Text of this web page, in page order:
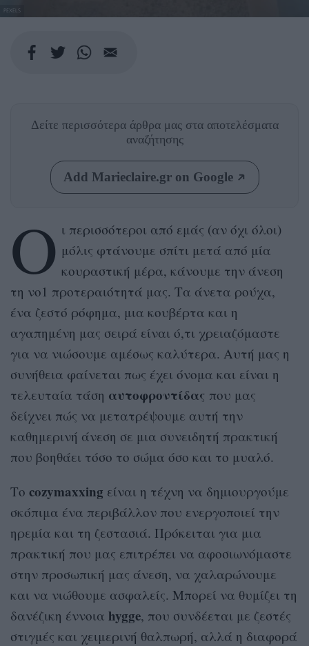
PEXELS
Δείτε περισσότερα άρθρα μας στα αποτελέσματα
αναζήτησης
Add Marieclaire.gr on Google
Ο ι περισσότεροι από εμάς (αν όχι όλοι)
μόλις φτάνουμε σπίτι μετά από μία
κουραστική μέρα, κάνουμε την άνεση
τη νο1 προτεραιότητά μας. Τα άνετα ρούχα,
ένα ζεστό ρόφημα, μια κουβέρτα και η
αγαπημένη μας σειρά είναι ό,τι χρειαζόμαστε
για να νιώσουμε αμέσως καλύτερα. Αυτή μας η
συνήθεια φαίνεται πως έχει όνομα και είναι η
τελευταία τάση αυτοφροντίδας που μας
δείχνει πώς να μετατρέψουμε αυτή την
καθημερινή άνεση σε μια συνειδητή πρακτική
που βοηθάει τόσο το σώμα όσο και το μυαλό.
Το cozymaxxing είναι η τέχνη να δημιουργούμε
σκόπιμα ένα περιβάλλον που ενεργοποιεί την
ηρεμία και τη ζεστασιά. Πρόκειται για μια
πρακτική που μας επιτρέπει να αφοσιωνόμαστε
στην προσωπική μας άνεση, να χαλαρώνουμε
και να νιώθουμε ασφαλείς. Μπορεί να θυμίζει τη
δανέζικη έννοια hygge, που συνδέεται με ζεστές
στιγμές και χειμερινή θαλπωρή, αλλά η διαφορά